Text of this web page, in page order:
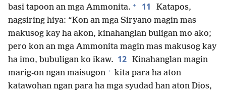
basi tapoon an mga Ammonita. + 11
Katapos,
nagsiring hiya: “Kon an mga Siryano magin mas
makusog kay ha akon, kinahanglan buligan mo ako;
pero kon an mga Ammonita magin mas makusog kay
ha imo, bubuligan ko ikaw. 12 Kinahanglan magin
marig-on ngan maisugon + kita para ha aton
katawohan ngan para ha mga syudad han aton Dios,